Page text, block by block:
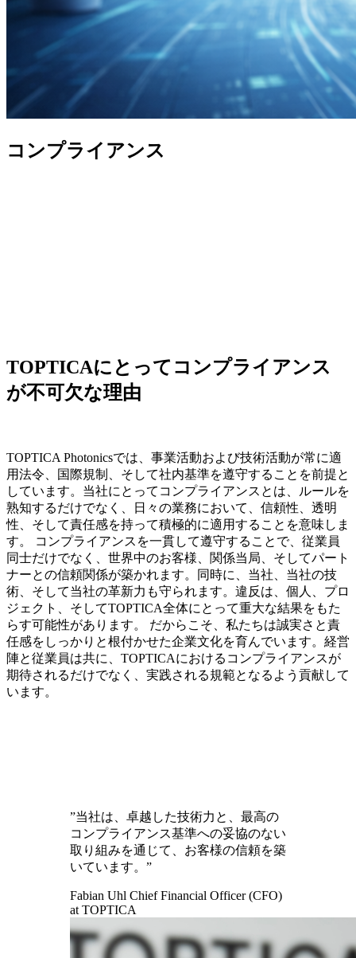
コンプライアンス
TOPTICAにとってコンプライアンス
が不可欠な理由
TOPTICA Photonicsでは、事業活動および技術活動が常に適
用法令、国際規制、そして社内基準を遵守することを前提と
しています。当社に とってコンプライアンスとは、ルールを
熟知するだけでなく、日々の業務において、信頼性、透明
性、そして責任感を持って積極的に適用することを意味しま
す。
コンプライアンスを一貫して遵守することで、従業員
同士だけでなく、世界中のお客様、関係当局、そしてパート
ナーとの信頼関係が築かれます。
同時に、当社、当社の技
術、そして当社の革新力も守られます。 違反は、個人、プロ
ジェクト、そしてTOPTICA全体にとって重大な結果をもた
らす可能性があります。
だからこそ、私たちは誠実さと責
任感をしっかりと根付かせた企業文化を育んでいます。 経営
陣と従業員は共に、TOPTICAにおけるコンプライアンスが
期待されるだけでなく、実践される規範となるよう貢献して
います。
”当社は、卓越した技術力と、最高の
コンプライアンス基準への妥協のない
取り組みを通じて、お客様の信頼を築
いています。”
Fabian Uhl Chief Financial Officer (CFO)
at TOPTICA